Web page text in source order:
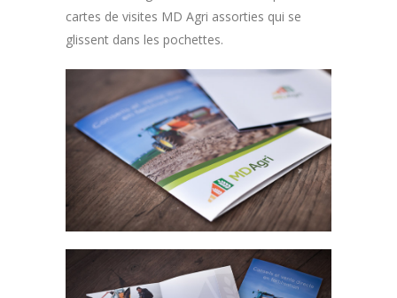
cartes de visites MD Agri assorties qui se
glissent dans les pochettes.